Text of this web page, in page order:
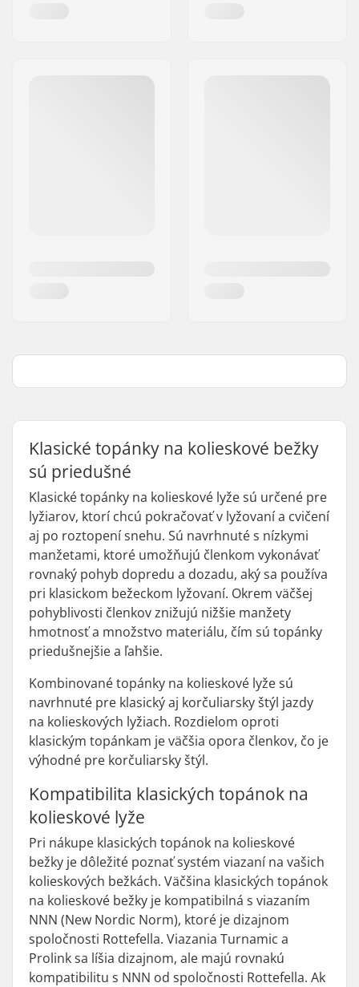
Klasické topánky na kolieskové bežky
sú priedušné
Klasické topánky na kolieskové lyže sú určené pre
lyžiarov, ktorí chcú pokračovať v lyžovaní a cvičení
aj po roztopení snehu. Sú navrhnuté s nízkymi
manžetami, ktoré umožňujú členkom vykonávať
rovnaký pohyb dopredu a dozadu, aký sa používa
pri klasickom bežeckom lyžovaní. Okrem väčšej
pohyblivosti členkov znižujú nižšie manžety
hmotnosť a množstvo materiálu, čím sú topánky
priedušnejšie a ľahšie.
Kombinované topánky na kolieskové lyže sú
navrhnuté pre klasický aj korčuliarsky štýl jazdy
na kolieskových lyžiach. Rozdielom oproti
klasickým topánkam je väčšia opora členkov, čo je
výhodné pre korčuliarsky štýl.
Kompatibilita klasických topánok na
kolieskové lyže
Pri nákupe klasických topánok na kolieskové
bežky je dôležité poznať systém viazaní na vašich
kolieskových bežkách. Väčšina klasických topánok
na kolieskové bežky je kompatibilná s viazaním
NNN (New Nordic Norm), ktoré je dizajnom
spoločnosti Rottefella. Viazania Turnamic a
Prolink sa líšia dizajnom, ale majú rovnakú
kompatibilitu s NNN od spoločnosti Rottefella. Ak